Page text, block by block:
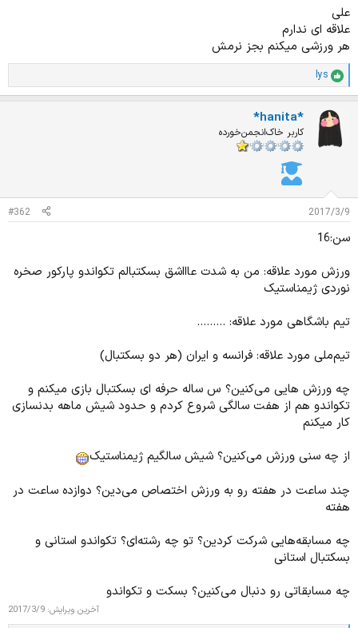
م
و
ض
و
ع
علی
علاقه ای ندارم
هر ورزشی میکنم بجز نرمش
ا
م
ز
lys
*hanita*
کاربر خاک‌انجمن‌خورده
2017/3/9
#362
سن:16
ورزش مورد علاقه: من به شدت عاااشق بسکتبالم تکواندو پارکور صخره
نوردی ژیمناستیک
تیم باشگاهی مورد علاقه: .........
تیم‌ملی مورد علاقه: فرانسه و ایران (هر دو بسکتبال)
چه ورزش هایی می‌کنین؟ س ساله حرفه ای بسکتبال بازی میکنم و
تکواندو هم از هفت سالگی شروع کردم و حدود شیش ماهه بدنسازی
کار میکنم
از چه سنی ورزش می‌کنین؟ شیش سالگیم ژیمناستیک
چند ساعت در هفته رو به ورزش اختصاص می‌دین؟ دوازده ساعت در
هفته
چه مسابقه‌هایی شرکت کردین؟ تو چه رشته‌ای؟ تکواندو استانی و
بسکتبال استانی
چه مسابقاتی رو دنبال می‌کنین؟ بسکت و تکواندو
آخرین ویرایش: 2017/3/9